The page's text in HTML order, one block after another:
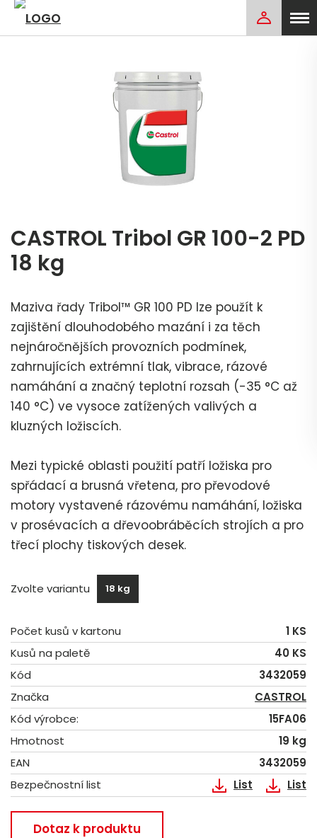
CASTROL Tribol GR 100-2 PD
18 kg
Maziva řady Tribol™ GR 100 PD lze použít k
zajištění dlouhodobého mazání i za těch
nejnáročnějších provozních podmínek,
zahrnujících extrémní tlak, vibrace, rázové
namáhání a značný teplotní rozsah (-35 °C až
140 °C) ve vysoce zatížených valivých a
kluzných ložiscích.
Mezi typické oblasti použití patří ložiska pro
spřádací a brusná vřetena, pro převodové
motory vystavené rázovému namáhání, ložiska
v prosévacích a dřevoobráběcích strojích a pro
třecí plochy tiskových desek.
Zvolte variantu 18 kg
Počet kusů v kartonu
1 KS
Kusů na paletě
40 KS
Kód
3432059
Značka
CASTROL
Kód výrobce:
15FA06
Hmotnost
19 kg
EAN
3432059
Bezpečnostní list
List List
Dotaz k produktu